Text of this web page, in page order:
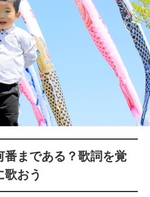
番まである？歌詞を覚
歌おう